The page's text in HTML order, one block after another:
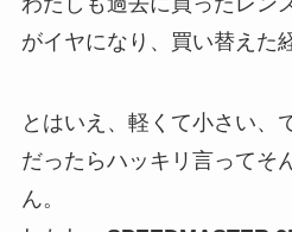
がイヤになり、買い替えた
とはいえ、軽くて小さい、
だったらハッキリ言ってそ
ん。